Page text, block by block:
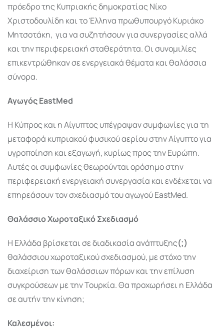
πρόεδρο της Κυπριακής δημοκρατίας Νίκο
Χριστοδουλίδη και το Έλληνα πρωθυπουργό Κυριάκο
Μητσοτάκη, για να συζητήσουν για συνεργασίες αλλά
και την περιφερειακή σταθερότητα. Οι συνομιλίες
επικεντρώθηκαν σε ενεργειακά θέματα και θαλάσσια
σύνορα.
Αγωγός EastMed
Η Κύπρος και η Αίγυπτος υπέγραψαν συμφωνίες για τη
μεταφορά κυπριακού φυσικού αερίου στην Αίγυπτο για
υγροποίηση και εξαγωγή, κυρίως προς την Ευρώπη.
Αυτές οι συμφωνίες θεωρούνται ορόσημο στην
περιφερειακή ενεργειακή συνεργασία και ενδέχεται να
επηρεάσουν τον σχεδιασμό του αγωγού EastMed.
Θαλάσσιο Χωροταξικό Σχεδιασμό
Η Ελλάδα βρίσκεται σε διαδικασία ανάπτυξης(;)
θαλάσσιου χωροταξικού σχεδιασμού, με στόχο την
διαχείριση των θαλάσσιων πόρων και την επίλυση
συγκρούσεων με την Τουρκία. Θα προχωρήσει η Ελλάδα
σε αυτήν την κίνηση;
​Καλεσμένοι: